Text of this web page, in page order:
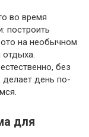
во время
построить
на необычном
отдыха.
без
день по-
для